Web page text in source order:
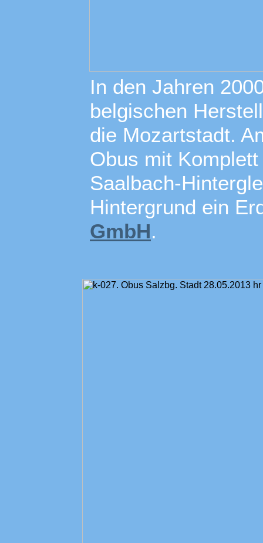
In den Jahren
belgischen
die Mozartstadt.
Obus mit
Saalbach-
Hintergrund ein
GmbH.